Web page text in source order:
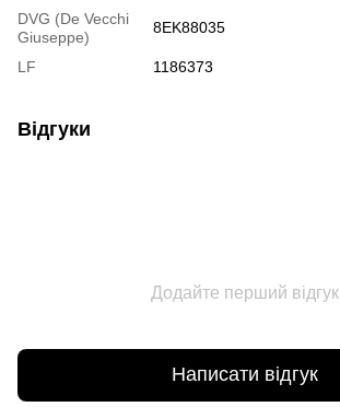
DVG (De Vecchi
Giuseppe)
8EK88035
LF 1186373
Відгуки
Додайте перший відгук
Написати відгук